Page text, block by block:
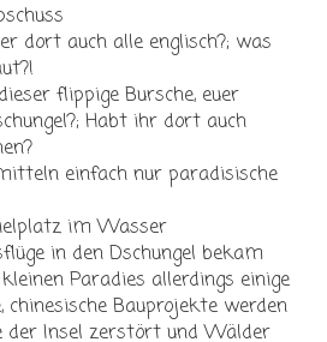
dort auch alle englisch?; was
flippige Bursche, euer
Habt ihr dort auch
einfach nur paradisische
im Wasser
in den Dschungel bekam
Paradies allerdings einige
chinesische Bauprojekte werden
der Insel zerstört und Wälder